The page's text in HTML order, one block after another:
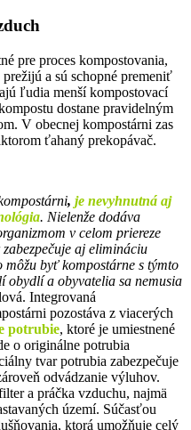
pre proces kompostovania,
a sú schopné premeniť
ľudia menší kompostovací
dostane pravidelným
V obecnej kompostárni zas
ťahaný prekopávač.
, je nevyhnutná aj
. Nielenže dodáva
v celom priereze
aj elimináciu
byť kompostárne s týmto
obydlí a obyvatelia sa nemusia
Integrovaná
pozostáva z viacerých
potrubie, ktoré je umiestnené
o originálne potrubia
tvar potrubia zabezpečuje
odvádzanie výluhov.
a práčka vzduchu, najmä
území. Súčasťou
ktorá umožňuje celý